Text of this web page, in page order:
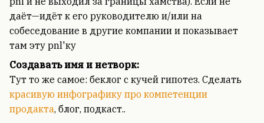
даёт—идёт к его руководителю и/или на
собеседование в другие компании и показывает
там эту pnl'ку
Создавать имя и нетворк:
Тут то же самое: беклог с кучей гипотез. Сделать
красивую инфографику про компетенции
продакта, блог, подкаст..